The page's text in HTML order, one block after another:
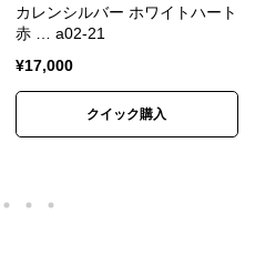
ズを0.1mm刻みの長さ順
両端にかけて少しずつ短
の取れた美しい曲線を描
カレンシルバー ホワイトハート
赤 … a02-21
¥17,000
クイック購入